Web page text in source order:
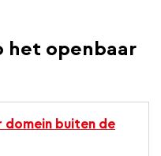
het openbaar
domein buiten de